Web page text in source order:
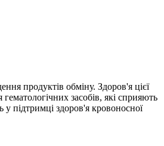
продуктів обміну. Здоров'я цієї
засобів, які сприяють
у підтримці здоров'я кровоносної